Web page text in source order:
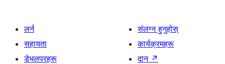
लर्न
सहायता
डेभलपरहरू
संलग्न हुनुहोस्
कार्यक्रमहरू
दान ↗